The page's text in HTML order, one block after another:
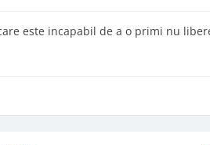
este incapabil de a o primi nu